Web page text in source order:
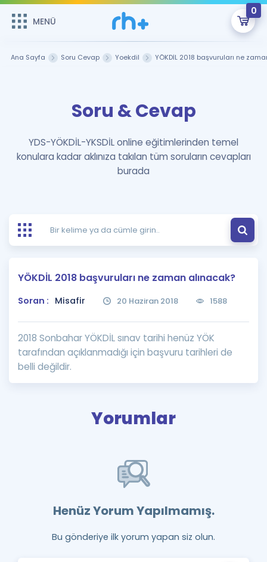
MENÜ
0
Şifremi Hatırlamıyorum
GİRİŞ YAP
Remzi Hoca ile seni sınava hazırlayacak onlarca eğitim seni
bekliyor!
MENÜ
Çalışma Paketleri
Kitaplar ve Kaynaklar
Ücretsiz Kaynaklar
Puan Hesaplama
Rehberlik Aracı
ÖSYM Sınav Takvimi
Kampanyalar
Blog
İngilizce Gramer
Blog
İngilizce Gramer
Hakkımızda
Ana Sayfa Soru Cevap Yoekdil YÖKDİL 2018 başvuruları ne
Soru & Cevap
YDS-YÖKDİL-YKSDİL online eğitimlerinden temel
konulara kadar aklınıza takılan tüm soruların cevapları
burada
YÖKDİL 2018 başvuruları ne zaman alınacak?
Soran : Misafir 20 Haziran 2018 1588
2018 Sonbahar YÖKDİL sınav tarihi henüz YÖK
tarafından açıklanmadığı için başvuru tarihleri de
belli değildir.
Yorumlar
Henüz Yorum Yapılmamış.
Bu gönderiye ilk yorum yapan siz olun.